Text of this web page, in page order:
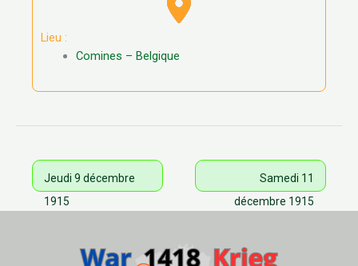
Lieu :
Comines – Belgique
Jeudi 9 décembre
1915
Samedi 11
décembre 1915